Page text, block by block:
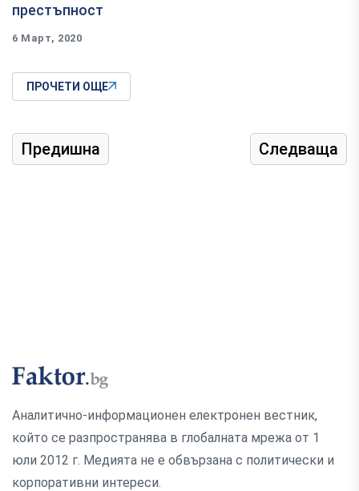
престъпност
6 Март, 2020
ПРОЧЕТИ ОЩЕ
Предишна Следваща
Аналитично-информационен електронен вестник,
който се разпространява в глобалната мрежа от 1
юли 2012 г. Медията не е обвързана с политически и
корпоративни интереси.